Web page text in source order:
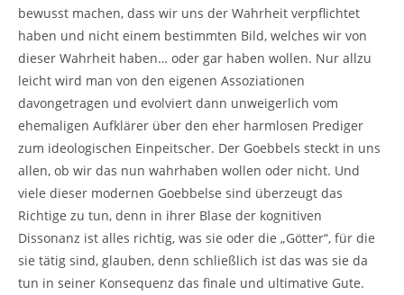
bewusst machen, dass wir uns der Wahrheit verpflichtet
haben und nicht einem bestimmten Bild, welches wir von
dieser Wahrheit haben… oder gar haben wollen. Nur allzu
leicht wird man von den eigenen Assoziationen
davongetragen und evolviert dann unweigerlich vom
ehemaligen Aufklärer über den eher harmlosen Prediger
zum ideologischen Einpeitscher. Der Goebbels steckt in uns
allen, ob wir das nun wahrhaben wollen oder nicht. Und
viele dieser modernen Goebbelse sind überzeugt das
Richtige zu tun, denn in ihrer Blase der kognitiven
Dissonanz ist alles richtig, was sie oder die „Götter“, für die
sie tätig sind, glauben, denn schließlich ist das was sie da
tun in seiner Konsequenz das finale und ultimative Gute.